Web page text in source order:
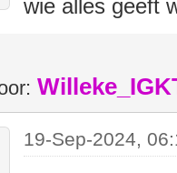
wie alles geeft
19-Sep-2024,